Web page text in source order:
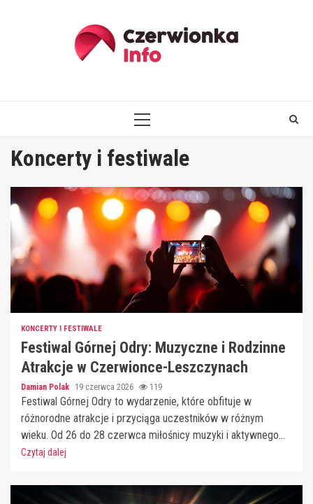
PRIMARY
Koncerty i festiwale
KONCERTY I FESTIWALE
Festiwal Górnej Odry: Muzyczne i Rodzinne
Atrakcje w Czerwionce-Leszczynach
Damian Polak 19 czerwca 2026 119
Festiwal Górnej Odry to wydarzenie, które obfituje w
różnorodne atrakcje i przyciąga uczestników w różnym
wieku. Od 26 do 28 czerwca miłośnicy muzyki i aktywnego...
Czytaj dalej